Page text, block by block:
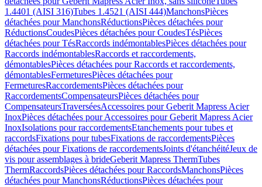
1.4401 (AISI 316)Tubes 1.4521 (AISI 444)ManchonsPièces
détachées pour ManchonsRéductionsPièces détachées pour
RéductionsCoudesPièces détachées pour CoudesTésPièces
détachées pour TésRaccords indémontablesPièces détachées pour
Raccords indémontablesRaccords et raccordements,
démontablesPièces détachées pour Raccords et raccordements,
démontablesFermeturesPièces détachées pour
FermeturesRaccordementsPièces détachées pour
RaccordementsCompensateursPièces détachées pour
CompensateursTraverséesAccessoires pour Geberit Mapress Acier
InoxPièces détachées pour Accessoires pour Geberit Mapress Acier
InoxIsolations pour raccordementsEtanchements pour tubes et
raccordsFixations pour tubesFixations de raccordementsPièces
détachées pour Fixations de raccordementsJoints d'étanchéitéJeux de
vis pour assemblages à brideGeberit Mapress ThermTubes
ThermRaccordsPièces détachées pour RaccordsManchonsPièces
détachées pour ManchonsRéductionsPièces détachées pour